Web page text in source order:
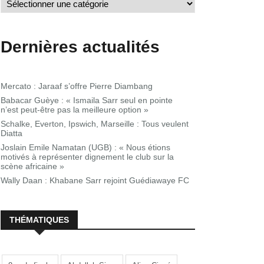
Dernières actualités
Mercato : Jaraaf s’offre Pierre Diambang
Babacar Guèye : « Ismaila Sarr seul en pointe
n’est peut-être pas la meilleure option »
Schalke, Everton, Ipswich, Marseille : Tous veulent
Diatta
Joslain Emile Namatan (UGB) : « Nous étions
motivés à représenter dignement le club sur la
scène africaine »
Wally Daan : Khabane Sarr rejoint Guédiawaye FC
THÉMATIQUES